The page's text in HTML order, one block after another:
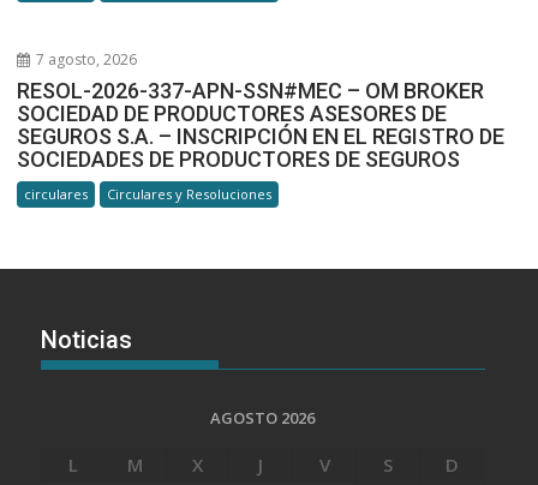
7 agosto, 2026
RESOL-2026-337-APN-SSN#MEC – OM BROKER
SOCIEDAD DE PRODUCTORES ASESORES DE
SEGUROS S.A. – INSCRIPCIÓN EN EL REGISTRO DE
SOCIEDADES DE PRODUCTORES DE SEGUROS
circulares Circulares y Resoluciones
Noticias
AGOSTO 2026
L M X J V S
D